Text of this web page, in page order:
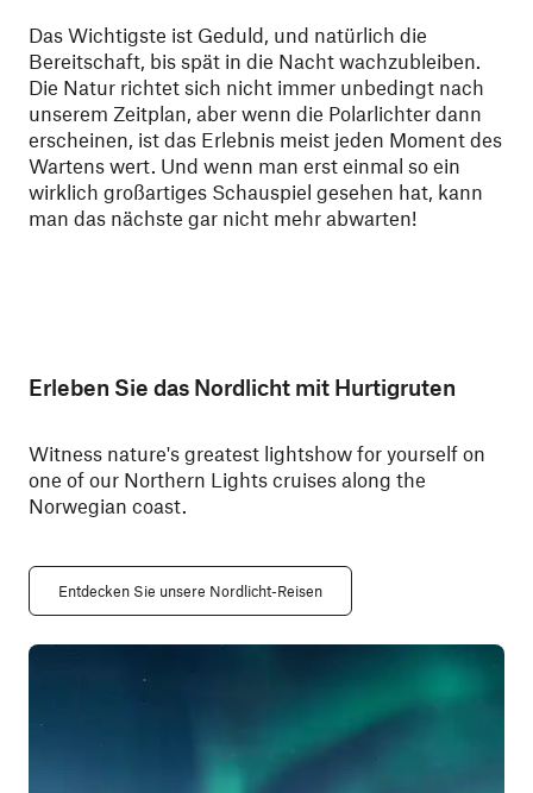
Das Wichtigste ist Geduld, und natürlich die
Bereitschaft, bis spät in die Nacht wachzubleiben.
Die Natur richtet sich nicht immer unbedingt nach
unserem Zeitplan, aber wenn die Polarlichter dann
erscheinen, ist das Erlebnis meist jeden Moment des
Wartens wert. Und wenn man erst einmal so ein
wirklich großartiges Schauspiel gesehen hat, kann
man das nächste gar nicht mehr abwarten!
Erleben Sie das Nordlicht mit Hurtigruten
Witness nature's greatest lightshow for yourself on
one of our Northern Lights cruises along the
Norwegian coast.
Entdecken Sie unsere Nordlicht-Reisen